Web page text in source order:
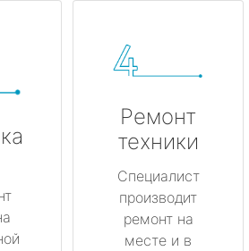
Ремонт
техники
Специалист
производит
ремонт на
месте и в